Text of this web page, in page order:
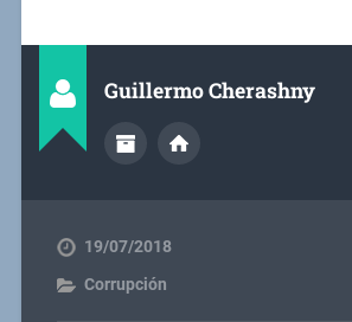
Guillermo Cherashny
19/07/2018
Corrupción